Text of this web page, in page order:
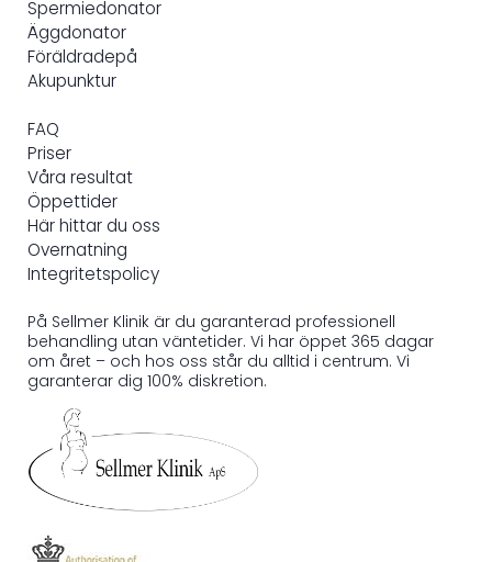
Spermiedonator
Äggdonator
Föräldradepå
Akupunktur
FAQ
Priser
Våra resultat
Öppettider
Här hittar du oss
Overnatning
Integritetspolicy
På Sellmer Klinik är du garanterad professionell
behandling utan väntetider. Vi har öppet 365 dagar
om året – och hos oss står du alltid i centrum. Vi
garanterar dig 100% diskretion.